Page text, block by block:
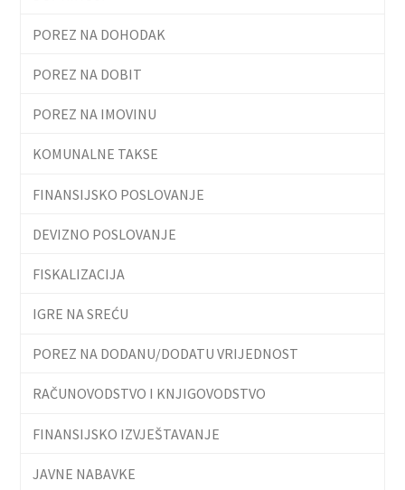
POREZ NA DOHODAK
POREZ NA DOBIT
POREZ NA IMOVINU
KOMUNALNE TAKSE
FINANSIJSKO POSLOVANJE
DEVIZNO POSLOVANJE
FISKALIZACIJA
IGRE NA SREĆU
POREZ NA DODANU/DODATU VRIJEDNOST
RAČUNOVODSTVO I KNJIGOVODSTVO
FINANSIJSKO IZVJEŠTAVANJE
JAVNE NABAVKE